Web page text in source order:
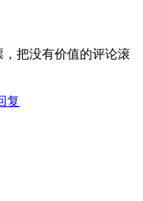
把没有价值的评论滚
复